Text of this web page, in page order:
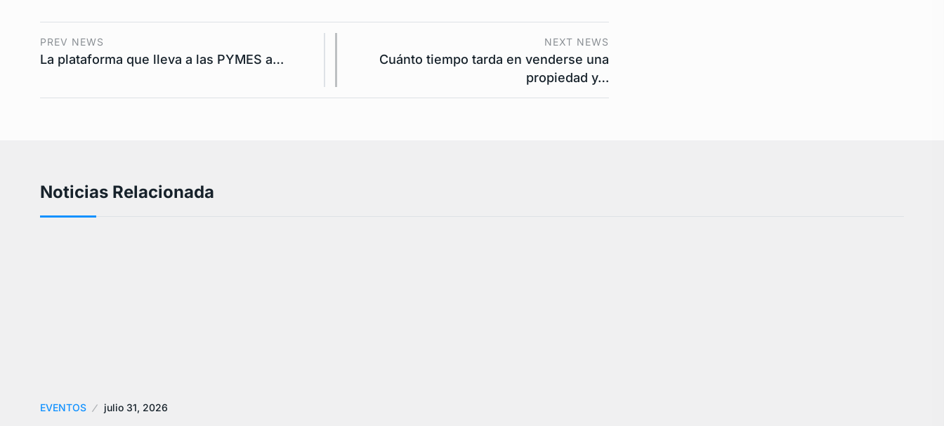
PREV NEWS
La plataforma que lleva a las PYMES a…
NEXT NEWS
Cuánto tiempo tarda en venderse una
propiedad y…
Noticias Relacionada
EVENTOS julio 31, 2026